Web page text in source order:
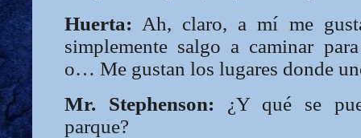
Huerta: Ah, claro, a mí me
simplemente salgo a caminar
o… Me gustan los lugares donde
Mr. Stephenson: ¿Y qué se
parque?